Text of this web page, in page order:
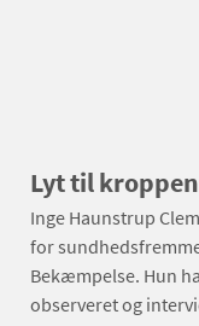
Lyt til kroppen
Inge Haunstrup
for
Bekæmpelse. Hun
observeret og